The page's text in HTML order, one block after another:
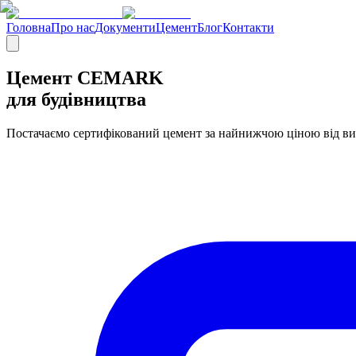
ГоловнаПро насДокументиЦементБлогКонтакти
Цемент CEMARK
для будівництва
Постачаємо сертифікований цемент за найнижчою ціною від